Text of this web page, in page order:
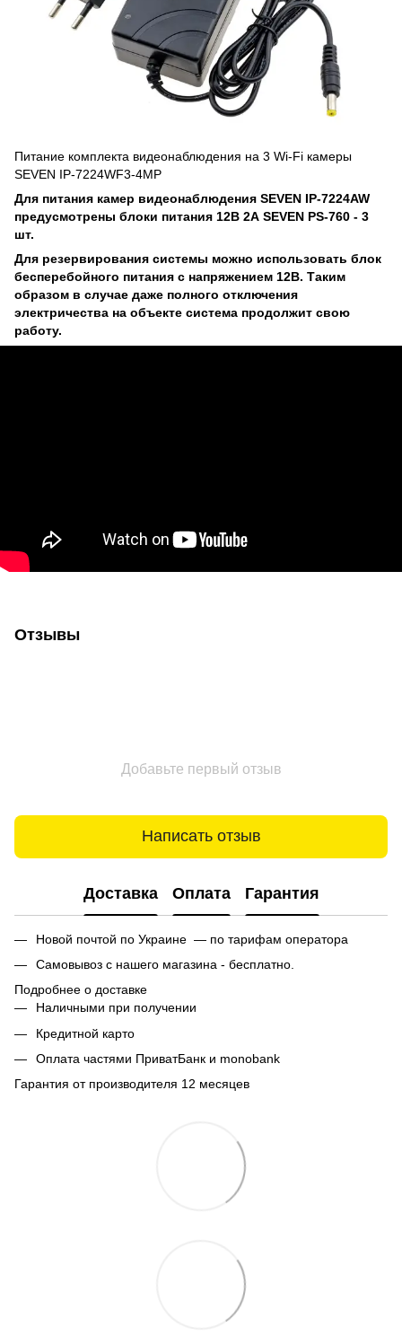
Питание комплекта видеонаблюдения на 3 Wi-Fi камеры
SEVEN IP-7224WF3-4MP
Для питания камер видеонаблюдения SEVEN IP-7224AW
предусмотрены блоки питания 12В 2А SEVEN PS-760 - 3
шт.
Для резервирования системы можно использовать блок
бесперебойного питания с напряжением 12В. Таким
образом в случае даже полного отключения
электричества на объекте система продолжит свою
работу.
Отзывы
Добавьте первый отзыв
Написать отзыв
Доставка Оплата Гарантия
Новой почтой по Украине — по тарифам оператора
Самовывоз с нашего магазина - бесплатно.
Подробнее о доставке
Наличными при получении
Кредитной карто
Оплата частями ПриватБанк и monobank
Гарантия от производителя 12 месяцев